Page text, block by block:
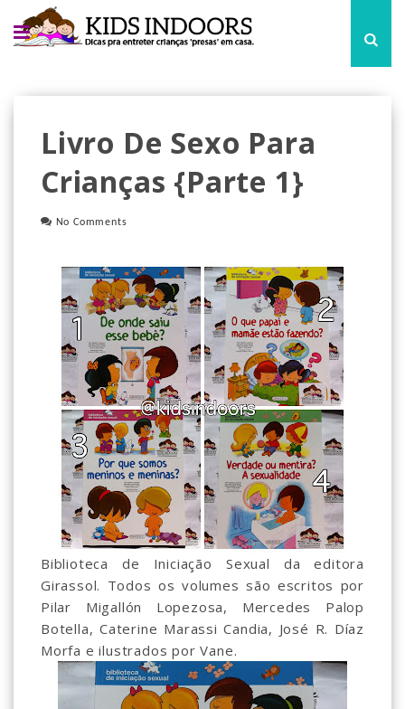
Livro De Sexo Para
Crianças {parte 1}
No Comments
Biblioteca de Iniciação Sexual da editora
Girassol. Todos os volumes são escritos por
Pilar Migallón Lopezosa, Mercedes Palop
Botella, Caterine Marassi Candia, José R. Díaz
Morfa e ilustrados por Vane.